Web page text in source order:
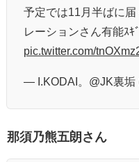
予定では11月半ばに
レーションさん有能ｽｷ
pic.twitter.com/
— I.KODAI。@JK裏垢
那須乃熊五朗さん